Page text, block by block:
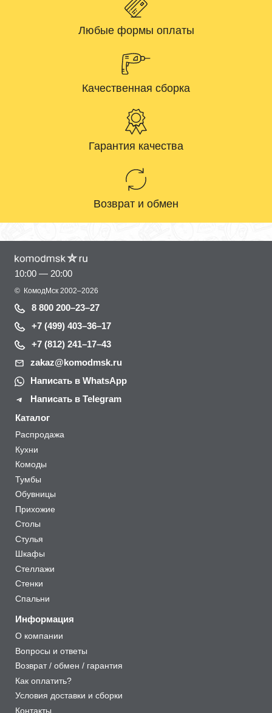
Любые формы оплаты
Качественная сборка
Гарантия качества
Возврат и обмен
10:00 — 20:00
© КомодМск 2002–2026
8 800 200–23–27
+7 (499) 403–36–17
+7 (812) 241–17–43
zakaz@komodmsk.ru
Написать в WhatsApp
Написать в Telegram
Каталог
Распродажа
Кухни
Комоды
Тумбы
Обувницы
Прихожие
Столы
Стулья
Шкафы
Стеллажи
Стенки
Спальни
Информация
О компании
Вопросы и ответы
Возврат / обмен / гарантия
Как оплатить?
Условия доставки и сборки
Контакты